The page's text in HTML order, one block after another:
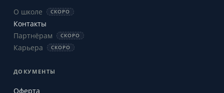
О школе СКОРО
Контакты
Партнёрам
СКОРО
Карьера СКОРО
ДОКУМЕНТЫ
Оферта